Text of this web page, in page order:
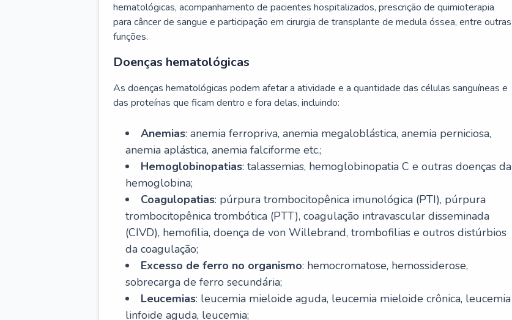
hematológicas, acompanhamento de pacientes hospitalizados, prescrição de quimioterapia
para câncer de sangue e participação em cirurgia de transplante de medula óssea, entre outras
funções.
Doenças hematológicas
As doenças hematológicas podem afetar a atividade e a quantidade das células sanguíneas e
das proteínas que ficam dentro e fora delas, incluindo:
Anemias: anemia ferropriva, anemia megaloblástica, anemia perniciosa,
anemia aplástica, anemia falciforme etc.;
Hemoglobinopatias: talassemias, hemoglobinopatia C e outras doenças da
hemoglobina;
Coagulopatias: púrpura trombocitopênica imunológica (PTI), púrpura
trombocitopênica trombótica (PTT), coagulação intravascular disseminada
(CIVD), hemofilia, doença de von Willebrand, trombofilias e outros distúrbios
da coagulação;
Excesso de ferro no organismo: hemocromatose, hemossiderose,
sobrecarga de ferro secundária;
Leucemias: leucemia mieloide aguda, leucemia mieloide crônica, leucemia
linfoide aguda, leucemia;